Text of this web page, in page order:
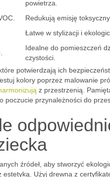
powietrza.
Redukują emisję
Łatwe w stylizacji i
Idealne do pomieszczeń
czystości.
potwierdzają ich
kolory poprzez malowanie
z przestrzenią.
przynależności do
źródeł, aby stworzyć
Użyj drewna z